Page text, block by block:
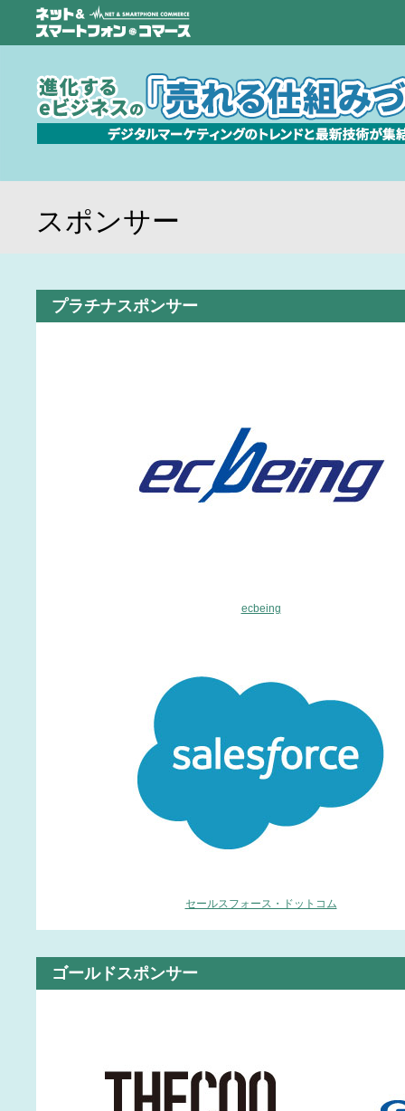
スポンサー
プラチナスポンサー
ecbeing
セールスフォース・ドットコム
ゴールドスポンサー